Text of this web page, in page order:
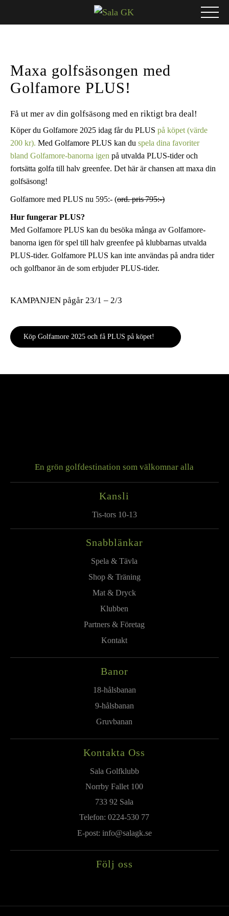
Maxa golfsäsongen med
Golfamore PLUS!
Få ut mer av din golfsäsong med en riktigt bra deal!
Köper du Golfamore 2025 idag får du PLUS på köpet (värde
200 kr). Med Golfamore PLUS kan du spela dina favoriter
bland Golfamore-banorna igen på utvalda PLUS-tider och
fortsätta golfa till halv greenfee. Det här är chansen att maxa din
golfsäsong!
Golfamore med PLUS nu 595:- (ord. pris 795:-)
Hur fungerar PLUS?
Med Golfamore PLUS kan du besöka många av Golfamore-
banorna igen för spel till halv greenfee på klubbarnas utvalda
PLUS-tider. Golfamore PLUS kan inte användas på andra tider
och golfbanor än de som erbjuder PLUS-tider.
KAMPANJEN pågår 23/1 – 2/3
Köp Golfamore 2025 och få PLUS på köpet!
En grön golfdestination som välkomnar alla
Kansli
Tis-tors 10-13
Snabblänkar
Spela & Tävla
Shop & Träning
Mat & Dryck
Klubben
Partners & Företag
Kontakt
Banor
18-hålsbanan
9-hålsbanan
Gruvbanan
Kontakta Oss
Sala Golfklubb
Norrby Fallet 100
733 92 Sala
Telefon:0224-530 77
E-post: info@salagk.se
Följ oss